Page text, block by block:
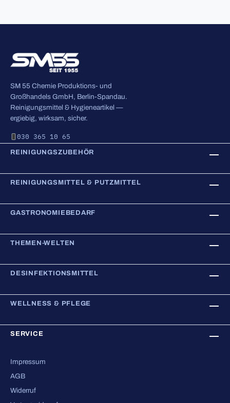
SM 55 Chemie Produktions- und
Großhandels GmbH, Berlin-Spandau.
Reinigungsmittel & Hygieneartikel —
ergiebig, wirksam, sicher.
030 365 10 65
REINIGUNGSZUBEHÖR
REINIGUNGSMITTEL & PUTZMITTEL
GASTRONOMIEBEDARF
THEMEN-WELTEN
DESINFEKTIONSMITTEL
WELLNESS & PFLEGE
SERVICE
Impressum
AGB
Widerruf